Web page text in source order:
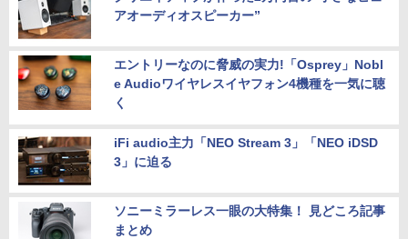
アオーディオスピーカー”
エントリーなのに脅威の実力!「Osprey」Nobl
e Audioワイヤレスイヤフォン4機種を一気に聴
く
iFi audio主力「NEO Stream 3」「NEO iDSD
3」に迫る
ソニーミラーレス一眼の大特集！ 見どころ記事
まとめ